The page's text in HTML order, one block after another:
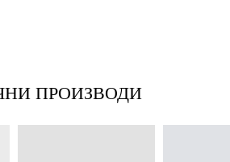
ПРОИЗВОДИ